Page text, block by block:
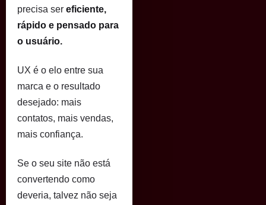
precisa ser eficiente,
rápido e pensado para
o usuário.
UX é o elo entre sua
marca e o resultado
desejado: mais
contatos, mais vendas,
mais confiança.
Se o seu site não está
convertendo como
deveria, talvez não seja